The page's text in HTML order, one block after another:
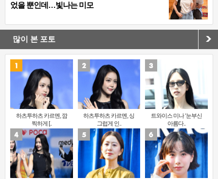
었을 뿐인데…빛나는 미모
많이 본 포토
하츠투하츠 카르멘, 깜
찍하게 [..
하츠투하츠 카르멘, 싱
그럽게 인..
트와이스 미나 ‘눈부신
아름다..